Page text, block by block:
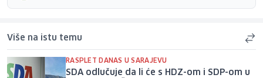
Više na istu temu
RASPLET DANAS U SARAJEVU
SDA odlučuje da li će s HDZ-om i SDP-om u